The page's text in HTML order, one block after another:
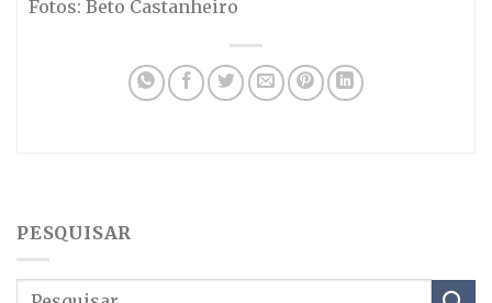
Fotos: Beto Castanheiro
PESQUISAR